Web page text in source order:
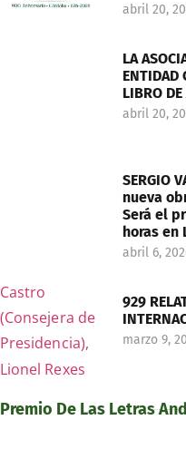
abril 20,
LA
ENTIDAD
LIBRO DE
abril 20,
SERGIO
nueva
Será el
horas en
abril 6,
929
marzo 9,
Premio De Las Letras